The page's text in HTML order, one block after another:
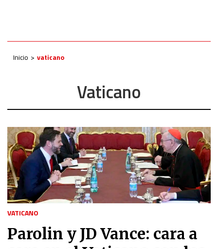
Inicio vaticano
Vaticano
VATICANO
Parolin y JD Vance: cara a